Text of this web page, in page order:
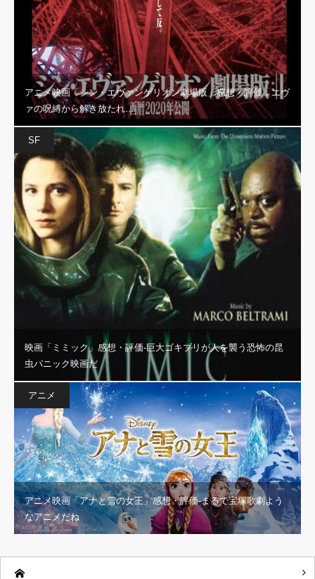
アニメ映画「シン・エヴァンゲリオン劇場版」感想・評価：エヴ
ァの呪縛から解き放たれ…
SF
映画「ミミック」感想・評価‐巨大ゴキブリが人を襲う恐怖の昆
虫パニック映画だ
アニメ
アニメ映画「アナと雪の女王」感想・評価‐まるで宝塚歌劇よう
なアニメだね